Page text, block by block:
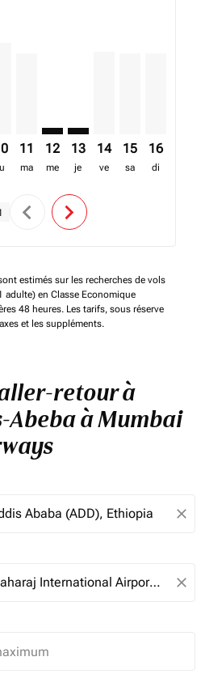
lu
11
ma
12
me
13
je
14
ve
15
sa
16
di
chevron_left chevron_right
estimés sur les recherches de vols
adulte) en Classe Economique
48 heures. Les tarifs, sous réserve
et les suppléments.
retour à
Abeba à Mumbai
close
close